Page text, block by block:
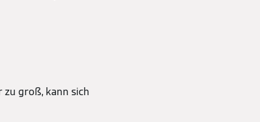
zu groß, kann sich